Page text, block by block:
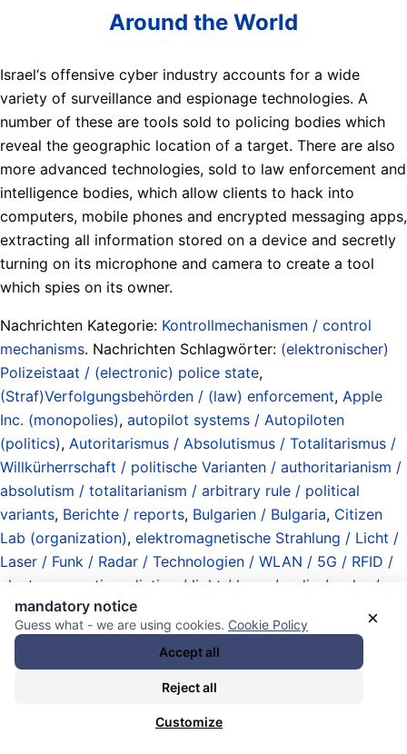
Around the World
Israel‘s offensive cyber industry accounts for a wide
variety of surveillance and espionage technologies. A
number of these are tools sold to policing bodies which
reveal the geographic location of a target. There are also
more advanced technologies, sold to law enforcement and
intelligence bodies, which allow clients to hack into
computers, mobile phones and encrypted messaging apps,
extracting all information stored on a device and secretly
turning on its microphone and camera to create a tool
which spies on its owner.
Nachrichten Kategorie: Kontrollmechanismen / control
mechanisms. Nachrichten Schlagwörter: (elektronischer)
Polizeistaat / (electronic) police state,
(Straf)Verfolgungsbehörden / (law) enforcement, Apple
Inc. (monopolies), autopilot systems / Autopiloten
(politics), Autoritarismus / Absolutismus / Totalitarismus /
Willkürherrschaft / politische Varianten / authoritarianism /
absolutism / totalitarianism / arbitrary rule / political
variants, Berichte / reports, Bulgarien / Bulgaria, Citizen
Lab (organization), elektromagnetische Strahlung / Licht /
Laser / Funk / Radar / Technologien / WLAN / 5G / RFID /
electromagnetic radiation / light / laser / radio / radar /
technologies,elektronische Kolonien / Datenabbaugebiete
/ elektronischer Kolonialismus / Feudalismus / electronic
colonies / data mining zones / electronic colonialism /
elektronische Spionage / Kriegführung / Ortung
warfare / locating / centers / industries / programs /
×
mandatory notice
Guess what - we are using cookies. Cookie Policy
Accept all
Reject all
Customize